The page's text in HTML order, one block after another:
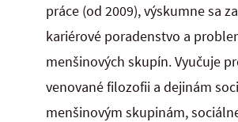
práce (od 2009), výskumne sa
kariérové poradenstvo a
menšinových skupín. Vyučuje
venované filozofii a dejinám
menšinovým skupinám,